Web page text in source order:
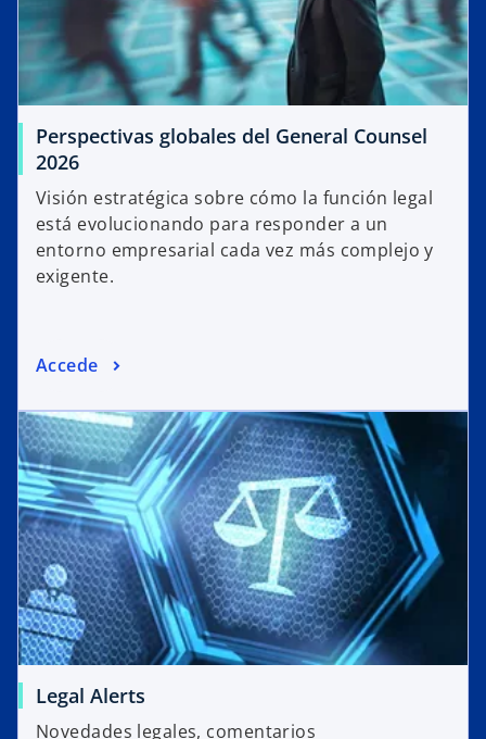
Perspectivas globales del General Counsel
2026
Visión estratégica sobre cómo la función legal
está evolucionando para responder a un
entorno empresarial cada vez más complejo y
exigente.
Accede
Legal Alerts
Novedades legales, comentarios